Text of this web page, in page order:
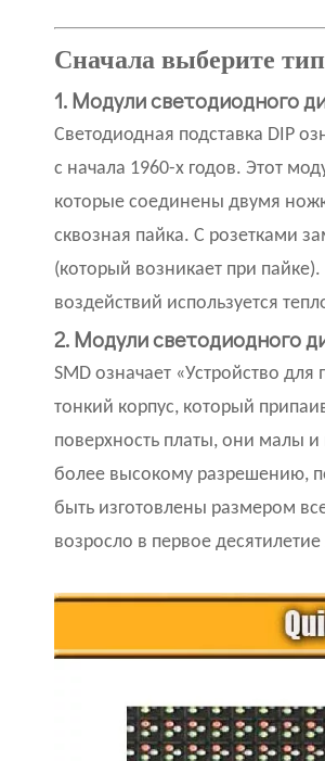
Сначала выберите
1. Модули светодиодного
Светодиодная подставка DIP
с начала 1960-х годов. Этот
которые соединены двумя
сквозная пайка. С розетками
(который возникает при
воздействий используется
2. Модули светодиодного
SMD означает «Устройство
тонкий корпус, который
поверхность платы, они малы
более высокому разрешению,
быть изготовлены размером
возросло в первое десятилетие